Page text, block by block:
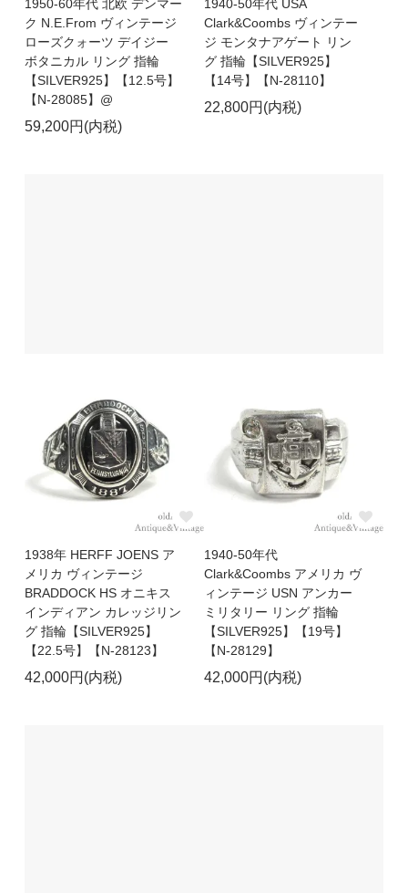
1950-60年代 北欧 デンマー
ク N.E.From ヴィンテージ
ローズクォーツ デイジー
ボタニカル リング 指輪
【SILVER925】【12.5号】
【N-28085】@
59,200円(内税)
1940-50年代 USA
Clark&Coombs ヴィンテー
ジ モンタナアゲート リン
グ 指輪【SILVER925】
【14号】【N-28110】
22,800円(内税)
1938年 HERFF JOENS ア
メリカ ヴィンテージ
BRADDOCK HS オニキス
インディアン カレッジリン
グ 指輪【SILVER925】
【22.5号】【N-28123】
42,000円(内税)
1940-50年代
Clark&Coombs アメリカ ヴ
ィンテージ USN アンカー
ミリタリー リング 指輪
【SILVER925】【19号】
【N-28129】
42,000円(内税)